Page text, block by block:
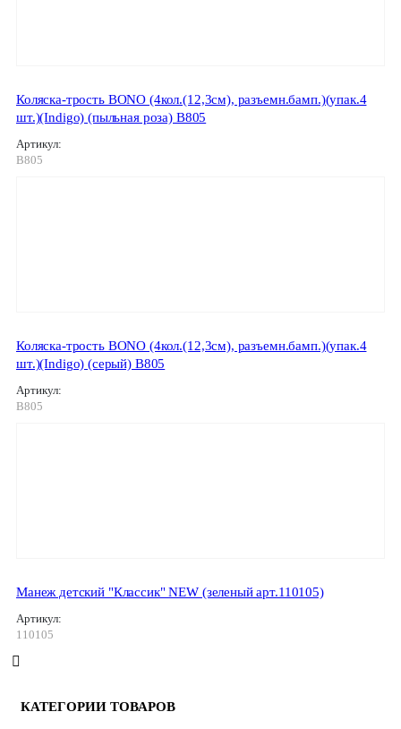
Коляска-трость BONO (4кол.(12,3см), разъемн.бамп.)(упак.4
шт.)(Indigo) (пыльная роза) B805
Артикул:
B805
Коляска-трость BONO (4кол.(12,3см), разъемн.бамп.)(упак.4
шт.)(Indigo) (серый) B805
Артикул:
B805
Манеж детский "Классик" NEW (зеленый арт.110105)
Артикул:
110105
КАТЕГОРИИ ТОВАРОВ